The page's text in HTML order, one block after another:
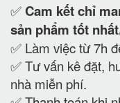
✅ Cam kếtchỉ
sản phẩm tốt
✅ Làm việc từ 7h
✅ Tư vấn kê đặt,
nhà miễn phí.